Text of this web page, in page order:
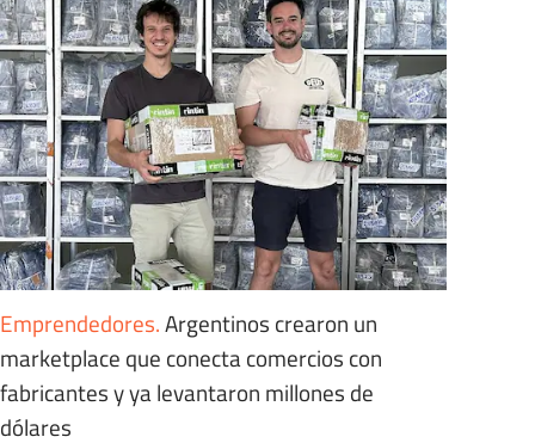
Emprendedores.Argentinos crearon un
marketplace que conecta comercios con
fabricantes y ya levantaron millones de
dólares